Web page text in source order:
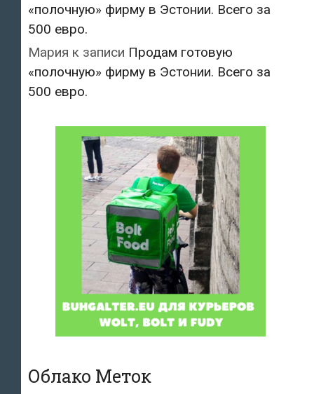
«полочную» фирму в Эстонии. Всего за
500 евро.
Мария к записи Продам готовую
«полочную» фирму в Эстонии. Всего за
500 евро.
Облако Меток